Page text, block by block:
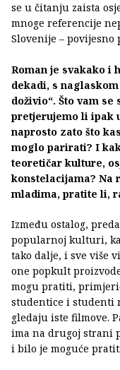
se u čitanju zaista
mnoge referencije
Slovenije – povijesno
Roman je svakako i
dekadi, s
doživio“. Što vam
pretjerujemo li ipak
naprosto zato što
moglo parirati? I
teoretičar kulture,
konstelacijama? Na
mladima, pratite li,
Između ostalog,
popularnoj kulturi,
tako dalje, i sve više
one popkult
mogu pratiti,
studentice i studenti
gledaju iste filmove.
ima na drugoj strani
i bilo je moguće